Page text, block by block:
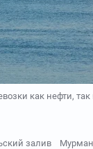
как нефти,
залив